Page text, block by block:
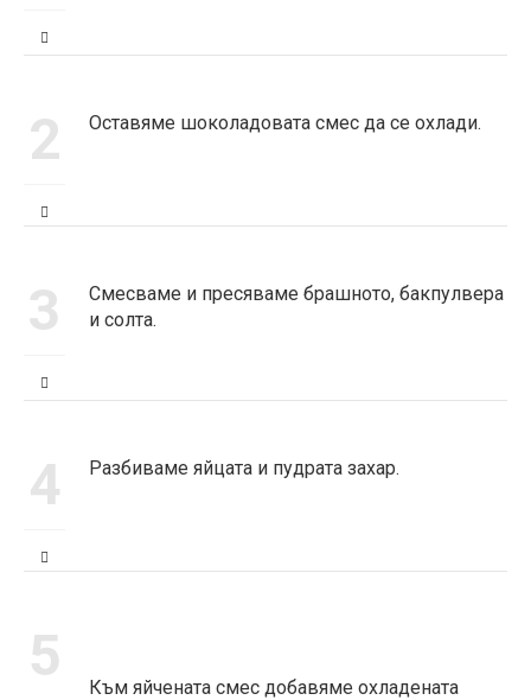
2 Оставяме шоколадовата смес да се охлади.
3
Смесваме и пресяваме брашното, бакпулвера
и солта.
4 Разбиваме яйцата и пудрата захар.
5
Към яйчената смес добавяме охладената